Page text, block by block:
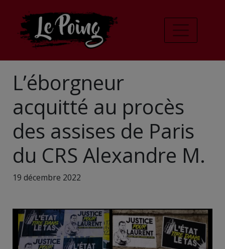
L’éborgneur
acquitté au procès
des assises de Paris
du CRS Alexandre M.
19 décembre 2022